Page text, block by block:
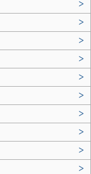
>
>
>
>
>
>
>
>
>
>